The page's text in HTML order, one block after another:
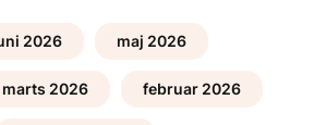
2026 maj 2026
marts 2026 februar 2026